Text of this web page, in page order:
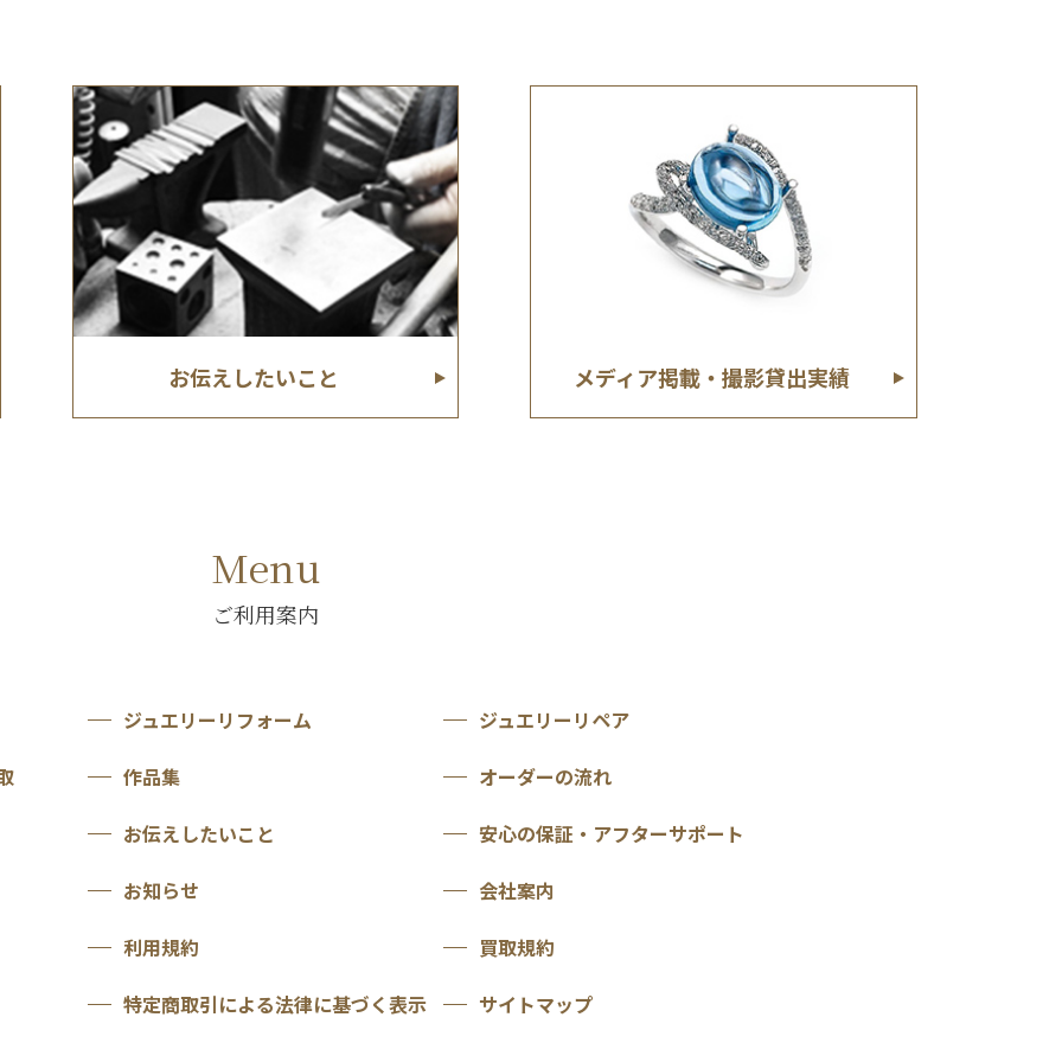
お伝えしたいこと メディア掲載・撮影貸出実績
Menu
ご利用案内
ジュエリーリフォーム
ジュエリーリペア
作品集
オーダーの流れ
お伝えしたいこと
安心の保証・アフターサポート
お知らせ
会社案内
利用規約
買取規約
特定商取引による法律に基づく表示
サイトマップ